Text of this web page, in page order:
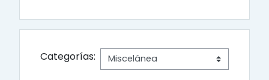
Categorías: